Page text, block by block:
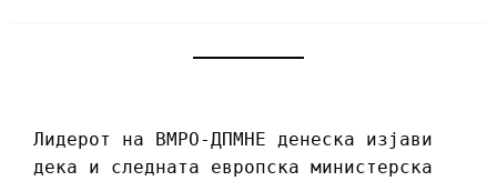
Лидерот на ВМРО-ДПМНЕ денеска изјави
дека и следната европска министерска